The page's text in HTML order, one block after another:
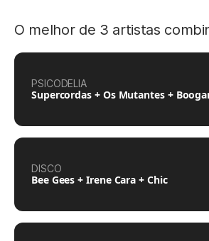
O melhor de 3 artistas
PSICODELIA
Supercordas + Os Mutantes +
DISCO
Bee Gees + Irene Cara + Chic